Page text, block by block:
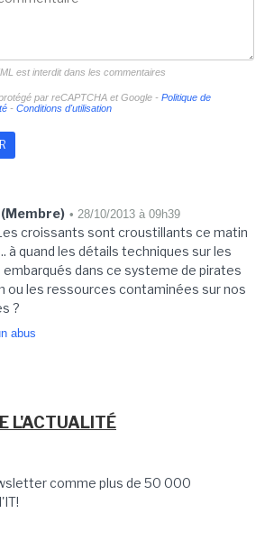
est interdit dans les commentaires
par reCAPTCHA et Google - Politique de
- Conditions d'utilisation
(Membre) • 28/10/2013 à 09h39
croissants sont croustillants ce matin
à quand les détails techniques sur les
embarqués dans ce systeme de pirates
ou les ressources contaminées sur nos
?
abus
L'ACTUALITÉ
comme plus de 50 000